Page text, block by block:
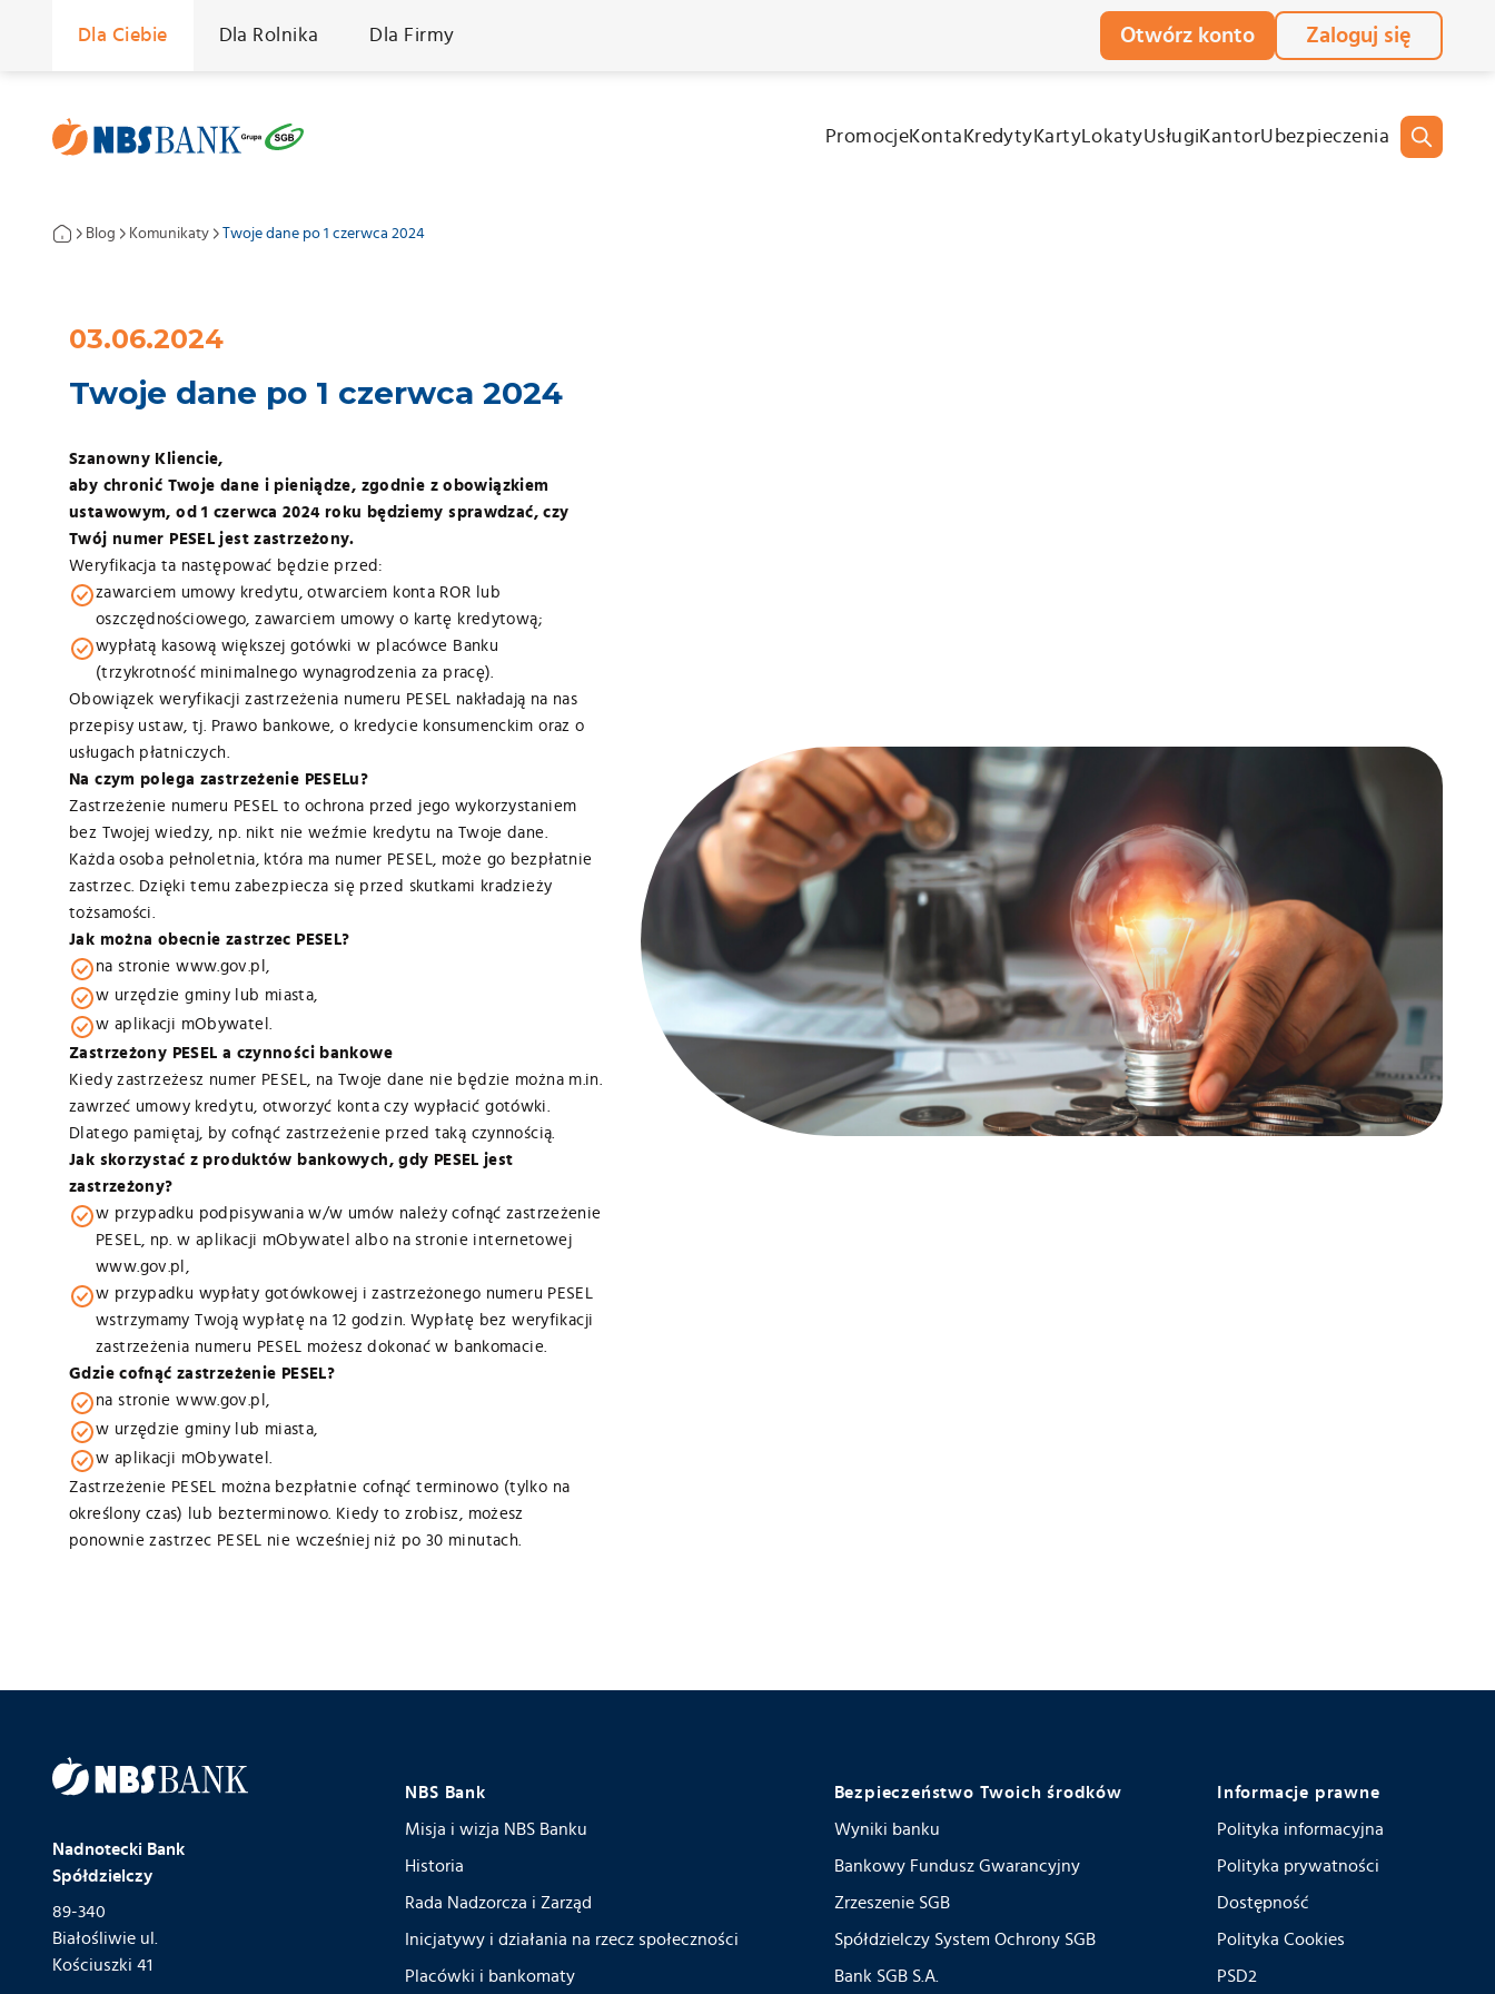
Dla Ciebie Dla Rolnika Dla Firmy Otwórz konto Zaloguj się
PromocjeKonta Kredyty Karty LokatyUsługi KantorUbezpieczenia
Blog Komunikaty Twoje dane po 1 czerwca 2024
03.06.2024
Twoje dane po 1 czerwca 2024
Szanowny Kliencie,
aby chronić Twoje dane i pieniądze, zgodnie z obowiązkiem
ustawowym, od 1 czerwca 2024 roku będziemy sprawdzać, czy
Twój numer PESEL jest zastrzeżony.
Weryfikacja ta następować będzie przed:
zawarciem umowy kredytu, otwarciem konta ROR lub
oszczędnościowego, zawarciem umowy o kartę kredytową;
wypłatą kasową większej gotówki w placówce Banku
(trzykrotność minimalnego wynagrodzenia za pracę).
Obowiązek weryfikacji zastrzeżenia numeru PESEL nakładają na nas
przepisy ustaw, tj. Prawo bankowe, o kredycie konsumenckim oraz o
usługach płatniczych.
Na czym polega zastrzeżenie PESELu?
Zastrzeżenie numeru PESEL to ochrona przed jego wykorzystaniem
bez Twojej wiedzy, np. nikt nie weźmie kredytu na Twoje dane.
Każda osoba pełnoletnia, która ma numer PESEL, może go bezpłatnie
zastrzec. Dzięki temu zabezpiecza się przed skutkami kradzieży
tożsamości.
Jak można obecnie zastrzec PESEL?
na stronie www.gov.pl,
w urzędzie gminy lub miasta,
w aplikacji mObywatel.
Zastrzeżony PESEL a czynności bankowe
Kiedy zastrzeżesz numer PESEL, na Twoje dane nie będzie można m.in.
zawrzeć umowy kredytu, otworzyć konta czy wypłacić gotówki.
Dlatego pamiętaj, by cofnąć zastrzeżenie przed taką czynnością.
Jak skorzystać z produktów bankowych, gdy PESEL jest
zastrzeżony?
w przypadku podpisywania w/w umów należy cofnąć zastrzeżenie
PESEL, np. w aplikacji mObywatel albo na stronie internetowej
www.gov.pl,
w przypadku wypłaty gotówkowej i zastrzeżonego numeru PESEL
wstrzymamy Twoją wypłatę na 12 godzin. Wypłatę bez weryfikacji
zastrzeżenia numeru PESEL możesz dokonać w bankomacie.
Gdzie cofnąć zastrzeżenie PESEL?
na stronie www.gov.pl,
w urzędzie gminy lub miasta,
w aplikacji mObywatel.
Zastrzeżenie PESEL można bezpłatnie cofnąć terminowo (tylko na
określony czas) lub bezterminowo. Kiedy to zrobisz, możesz
ponownie zastrzec PESEL nie wcześniej niż po 30 minutach.
Nadnotecki Bank
Spółdzielczy
89-340
Białośliwie ul.
Kościuszki 41
NBS Bank
Misja i wizja NBS Banku
Historia
Rada Nadzorcza i Zarząd
Inicjatywy i działania na rzecz społeczności
Placówki i bankomaty
Bezpieczeństwo Twoich środków
Wyniki banku
Bankowy Fundusz Gwarancyjny
Zrzeszenie SGB
Spółdzielczy System Ochrony SGB
Bank SGB S.A.
Informacje prawne
Polityka informacyjna
Polityka prywatności
Dostępność
Polityka Cookies
PSD2
Wyrażam zgodę na przetwarzanie moich danych osobowych zawartych w formularzu przez Nadnotecki Bank Spółdzielczy,
89-340 Białośliwie, ul. Kościuszki 41, zarejestrowany pod nr KRS 0000103753 w Sądzie Rejonowym Poznań – Nowe Miasto i
Wilda w Poznaniu, IX Wydział Gospodarczy, NIP 764-00-07-285, Regon 000580687, – administratora danych osobowych
zgodnie z Ustawą z dnia 29 sierpnia 1997 r. o ochronie danych osobowych (tekst jednolity: Dz.U. z 2016 r., poz. 922, wraz z
późn. zm.) w celach marketingowych.